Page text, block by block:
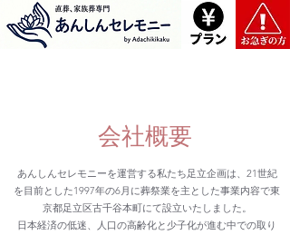
​会社概要
あんしんセレモニーを運営する私たち足立企画は、21世紀
を目前とした1997年の6月に葬祭業を主とした事業内容で東
京都足立区古千谷本町にて設立いたしました。
日本経済の低迷、人口の高齢化と少子化が進む中での取り